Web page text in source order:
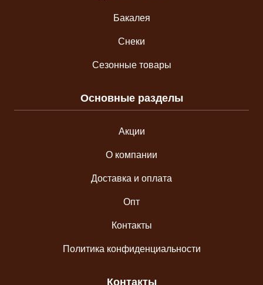
Бакалея
Снеки
Сезонные товары
Основные разделы
Акции
О компании
Доставка и оплата
Опт
Контакты
Политика конфиденциальности
Контакты